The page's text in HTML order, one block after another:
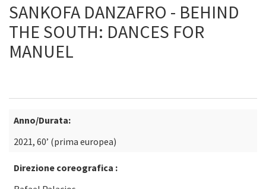
SANKOFA DANZAFRO - BEHIND
THE SOUTH: DANCES FOR
MANUEL
Anno/Durata:
2021, 60’ (prima europea)
Direzione coreografica :